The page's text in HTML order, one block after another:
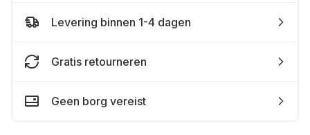
Levering binnen 1-4 dagen
Gratis retourneren
Geen borg vereist